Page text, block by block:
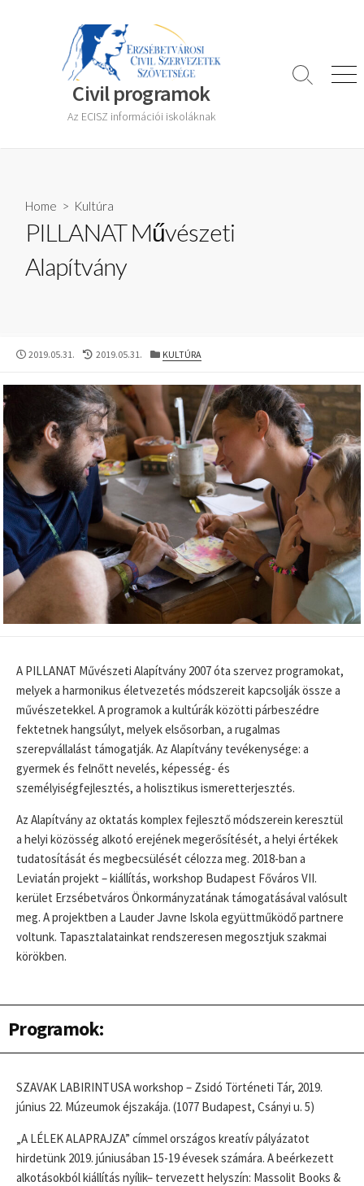
Civil programok
Az ECISZ információi iskoláknak
Search
Home > Kultúra
PILLANAT Művészeti
Alapítvány
PUBLISHED
2019.05.31.
LAST
DATE
2019.05.31. CATEGORIES
KULTÚRA
A PILLANAT Művészeti Alapítvány 2007 óta szervez programokat,
melyek a harmonikus életvezetés módszereit kapcsolják össze a
művészetekkel. A programok a kultúrák közötti párbeszédre
fektetnek hangsúlyt, melyek elsősorban, a rugalmas
szerepvállalást támogatják. Az Alapítvány tevékenysége: a
gyermek és felnőtt nevelés, képesség- és
személyiségfejlesztés, a holisztikus ismeretterjesztés.
Az Alapítvány az oktatás komplex fejlesztő módszerein keresztül
a helyi közösség alkotó erejének megerősítését, a helyi értékek
tudatosítását és megbecsülését célozza meg. 2018-ban a
Leviatán projekt – kiállítás, workshop Budapest Főváros VII.
kerület Erzsébetváros Önkormányzatának támogatásával valósult
meg. A projektben a Lauder Javne Iskola együttműködő partnere
voltunk. Tapasztalatainkat rendszeresen megosztjuk szakmai
körökben.
Programok:
SZAVAK LABIRINTUSA workshop – Zsidó Történeti Tár, 2019.
június 22. Múzeumok éjszakája. (1077 Budapest, Csányi u. 5)
„A LÉLEK ALAPRAJZA” címmel országos kreatív pályázatot
hirdetünk 2019. júniusában 15-19 évesek számára. A beérkezett
alkotásokból kiállítás nyílik– tervezett helyszín: Massolit Books &